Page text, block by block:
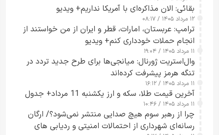
بقائی: الان مذاکره‌ای با آمریکا نداریم+ ویدیو
۱۲ مرداد ۱۴۰۵ / ۰۸:۱۷
ترامپ: عربستان، امارات، قطر و ایران از من خواستند از
انجام حملات خودداری کنم+ ویدیو
۱۱ مرداد ۱۴۰۵ / ۱۹:۰۴
وال‌استریت ژورنال: میانجی‌ها برای طرح جدید تردد در
تنگه هرمز پیشرفت کرده‌اند
۱۱ مرداد ۱۴۰۵ / ۱۶:۱۲
آخرین قیمت طلا، سکه و ارز یکشنبه 11 مرداد+ جدول
۱۱ مرداد ۱۴۰۵ / ۱۰:۴۶
چرا از رهبر سوم هیچ صدایی منتشر نمی‌شود؟/ ارگان
رسانه‌ای شهرداری از احتمالات امنیتی و ردیابی های